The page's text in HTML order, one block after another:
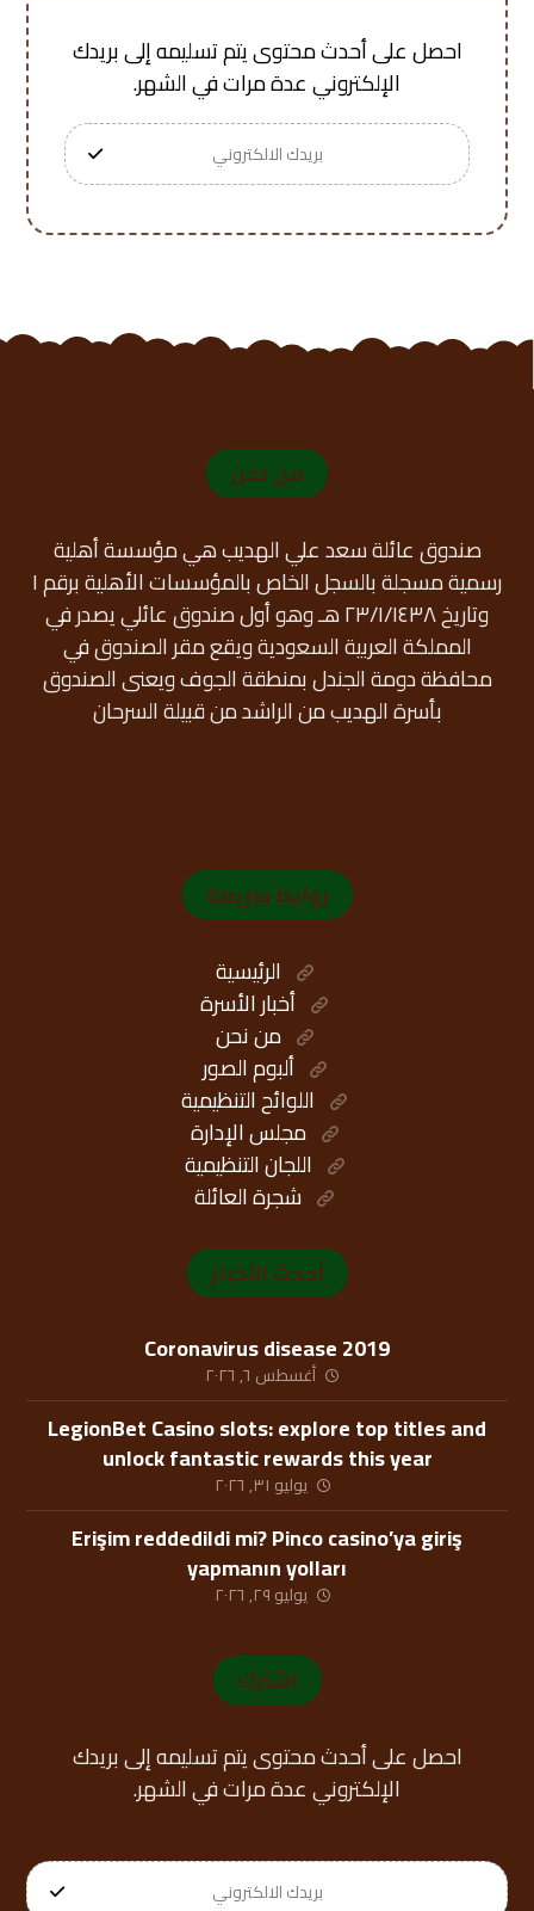
احصل على أحدث محتوى يتم تسليمه إلى بريدك
الإلكتروني عدة مرات في الشهر.
من نحن
صندوق عائلة سعد علي الهديب هي مؤسسة أهلية
رسمية مسجلة بالسجل الخاص بالمؤسسات الأهلية برقم ١
وتاريخ ٢٣/١/١٤٣٨ هـ وهو أول صندوق عائلي يصدر في
المملكة العربية السعودية ويقع مقر الصندوق في
محافظة دومة الجندل بمنطقة الجوف ويعنى الصندوق
بأسرة الهديب من الراشد من قبيلة السرحان
روابط سريعة
الرئيسية
أخبار الأسرة
من نحن
ألبوم الصور
اللوائح التنظيمية
مجلس الإدارة
اللجان التنظيمية
شجرة العائلة
أحدث الأخبار
Coronavirus disease 2019
أغسطس ٦, ٢٠٢٦
LegionBet Casino slots: explore top titles and
unlock fantastic rewards this year
يوليو ٣١, ٢٠٢٦
Erişim reddedildi mi? Pinco casino’ya giriş
yapmanın yolları
يوليو ٢٩, ٢٠٢٦
اشترك
احصل على أحدث محتوى يتم تسليمه إلى بريدك
الإلكتروني عدة مرات في الشهر.